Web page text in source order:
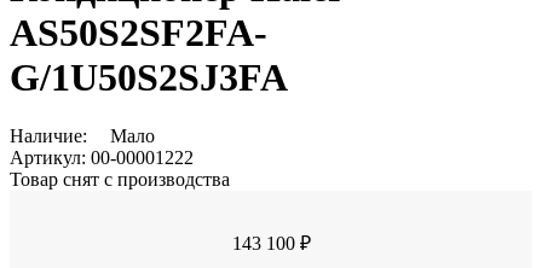
AS50S2SF2FA-
G/1U50S2SJ3FA
Наличие:
Мало
Артикул: 00-00001222
Товар снят с производства
143 100 ₽